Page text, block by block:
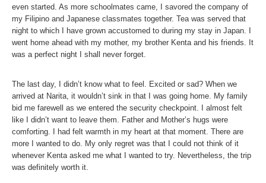
even started. As more schoolmates came, I savored the company of
my Filipino and Japanese classmates together. Tea was served that
night to which I have grown accustomed to during my stay in Japan. I
went home ahead with my mother, my brother Kenta and his friends. It
was a perfect night I shall never forget.
The last day, I didn’t know what to feel. Excited or sad? When we
arrived at Narita, it wouldn’t sink in that I was going home. My family
bid me farewell as we entered the security checkpoint. I almost felt
like I didn’t want to leave them. Father and Mother’s hugs were
comforting. I had felt warmth in my heart at that moment. There are
more I wanted to do. My only regret was that I could not think of it
whenever Kenta asked me what I wanted to try. Nevertheless, the trip
was definitely worth it.